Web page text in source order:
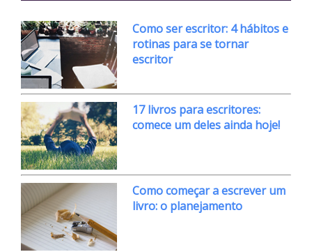
Como ser escritor: 4 hábitos e
rotinas para se tornar
escritor
17 livros para escritores:
comece um deles ainda hoje!
Como começar a escrever um
livro: o planejamento